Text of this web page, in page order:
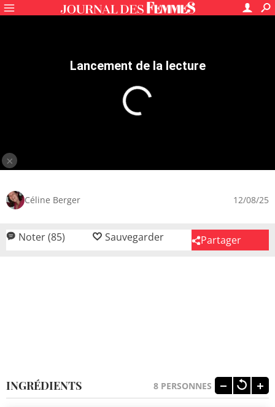
Cheesecake original
4.6 /5 85avis
Cheesecake à la française
Cette délicieuse version française du cheesecake allie la
spéculoos. Simple et rapide, elle permet de réaliser un
dessert onctueux et parfumé, idéal pour terminer un
repas en beauté ou pour le goûter. La texture crémeuse
rehaussée par une touche de citron se marie à merveille
Céline Berger 12/08/25
Noter (85) Sauvegarder Partager
INGRÉDIENTS 8 PERSONNES